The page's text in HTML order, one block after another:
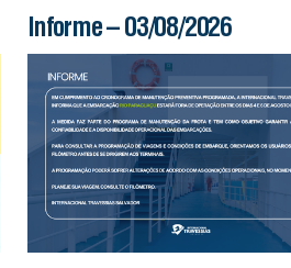
Informe – 03/08/2026